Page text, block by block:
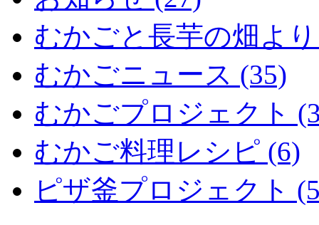
むかごと長芋の畑よ
むかごニュース (35)
むかごプロジェクト
むかご料理レシピ (6)
ピザ釜プロジェクト